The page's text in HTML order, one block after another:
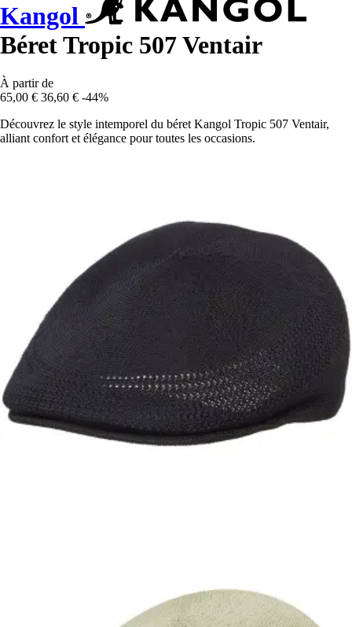
Kangol
Béret Tropic 507 Ventair
À partir de
65,00 € 36,60 € -44%
Découvrez le style intemporel du béret Kangol Tropic 507 Ventair,
alliant confort et élégance pour toutes les occasions.